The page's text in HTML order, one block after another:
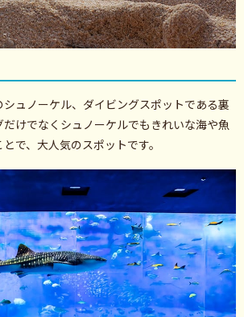
ュノーケル、ダイビングスポットである裏
けでなくシュノーケルでもきれいな海や魚
で、大人気のスポットです。